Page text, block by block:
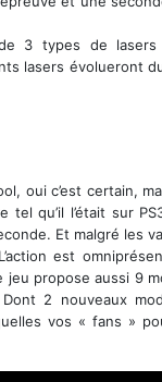
3 types de
lasers évolueront
oui c’est certain,
qu’il l’était sur
Et malgré les
est
jeu propose aussi 9
2 nouveaux
vos « fans »